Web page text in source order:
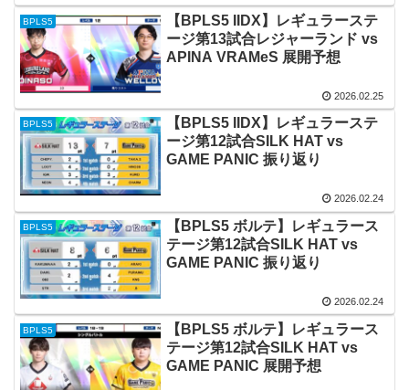
BPLS5
【BPLS5 IIDX】レギュラーステ
ージ第13試合レジャーランド vs
APINA VRAMeS 展開予想
2026.02.25
BPLS5
【BPLS5 IIDX】レギュラーステ
ージ第12試合SILK HAT vs
GAME PANIC 振り返り
2026.02.24
BPLS5
【BPLS5 ボルテ】レギュラース
テージ第12試合SILK HAT vs
GAME PANIC 振り返り
2026.02.24
BPLS5
【BPLS5 ボルテ】レギュラース
テージ第12試合SILK HAT vs
GAME PANIC 展開予想